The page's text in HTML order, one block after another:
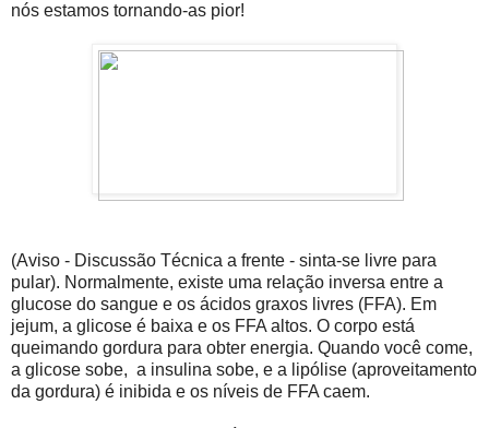
nós estamos tornando-as pior!
(Aviso - Discussão Técnica a frente - sinta-se livre para
pular). Normalmente, existe uma relação inversa entre a
glucose do sangue e os ácidos graxos livres (FFA). Em
jejum, a glicose é baixa e os FFA altos. O corpo está
queimando gordura para obter energia. Quando você come,
a glicose sobe, a insulina sobe, e a lipólise (aproveitamento
da gordura) é inibida e os níveis de FFA caem.